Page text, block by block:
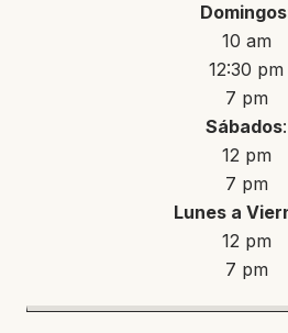
10 am
12:30 pm
7 pm
Sábados:
12 pm
7 pm
Lunes a
12 pm
7 pm